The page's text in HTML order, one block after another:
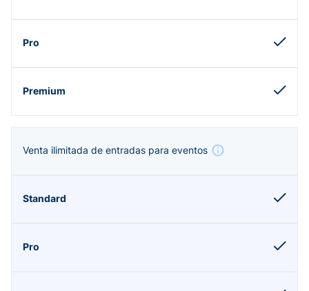
Venta ilimitada de entradas para eventos